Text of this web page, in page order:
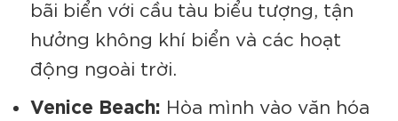
bãi biển với cầu tàu biểu tượng, tận
hưởng không khí biển và các hoạt
động ngoài trời.
Venice Beach: Hòa mình vào văn hóa